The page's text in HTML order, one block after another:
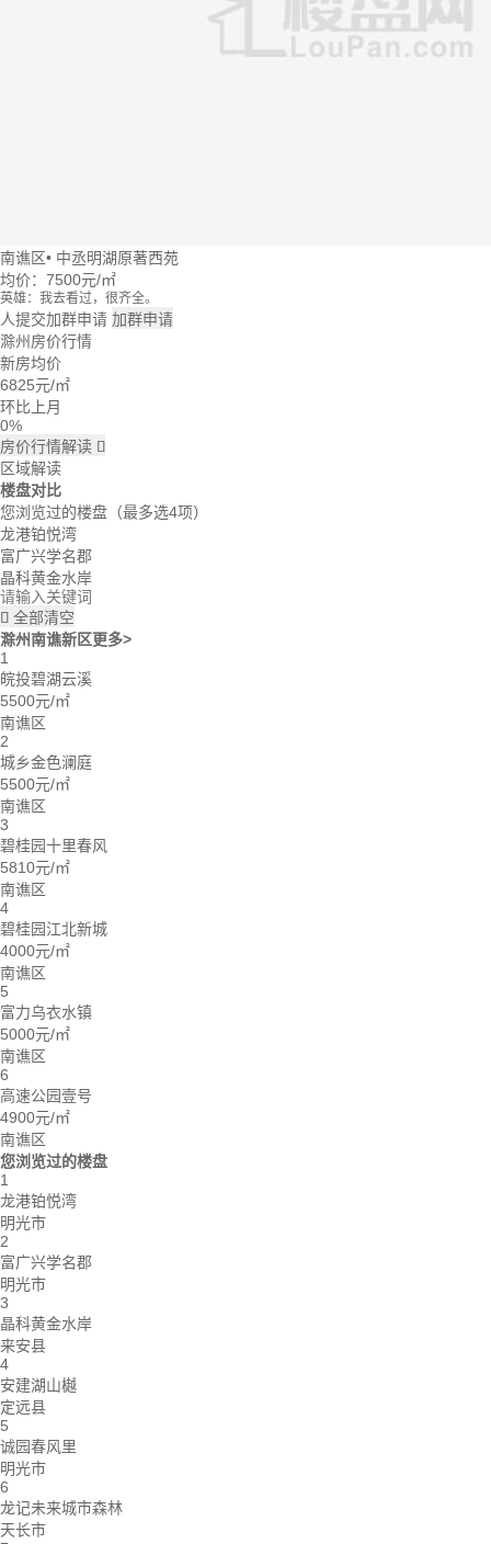
南谯区• 中丞明湖原著西苑
均价： 7500元/㎡
英雄：我去看过，很齐全。
牛转乾坤：这个楼盘价格波动大么？
回忆：我建议你们去楼盘看看。
大头：也可以直接咨询置业管家。
吃了么：什么时候大家一起去看看。
蓝天：上周我已经签合同了。
雪花飘飘：好的呢。
人提交加群申请 加群申请
滁州房价行情
新房均价
6825元/㎡
环比上月
0%
房价行情解读 
区域解读
楼盘对比
您浏览过的楼盘 （最多选4项）
龙港铂悦湾
富广兴学名郡
晶科黄金水岸
 全部清空
滁州南谯新区更多>
1
皖投碧湖云溪
5500元/㎡
南谯区
2
城乡金色澜庭
5500元/㎡
南谯区
3
碧桂园十里春风
5810元/㎡
南谯区
4
碧桂园江北新城
4000元/㎡
南谯区
5
富力乌衣水镇
5000元/㎡
南谯区
6
高速公园壹号
4900元/㎡
南谯区
您浏览过的楼盘
1
龙港铂悦湾
明光市
2
富广兴学名郡
明光市
3
晶科黄金水岸
来安县
4
安建湖山樾
定远县
5
诚园春风里
明光市
6
龙记未来城市森林
天长市